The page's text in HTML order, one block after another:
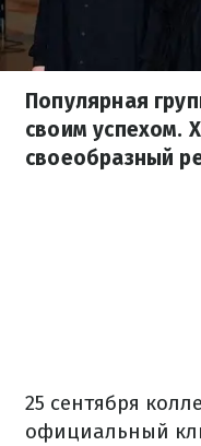
Популярная
своим успехом.
своеобразный
25 сентября
официальный